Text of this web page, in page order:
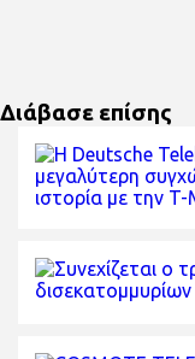
Διάβασε επίσης